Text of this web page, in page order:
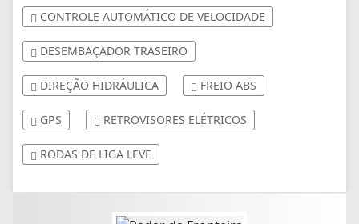
CONTROLE AUTOMÁTICO DE VELOCIDADE
DESEMBAÇADOR TRASEIRO
DIREÇÃO HIDRÁULICA FREIO ABS
GPS RETROVISORES ELÉTRICOS
RODAS DE LIGA LEVE